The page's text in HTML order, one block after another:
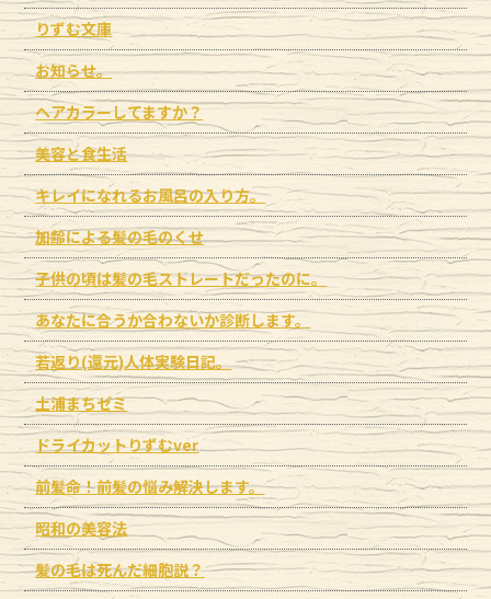
りずむ文庫
お知らせ。
ヘアカラーしてますか？
美容と食生活
キレイになれるお風呂の入り方。
加齢による髪の毛のくせ
子供の頃は髪の毛ストレートだったのに。
あなたに合うか合わないか診断します。
若返り(還元)人体実験日記。
土浦まちゼミ
ドライカットりずむver
前髪命！前髪の悩み解決します。
昭和の美容法
髪の毛は死んだ細胞説？